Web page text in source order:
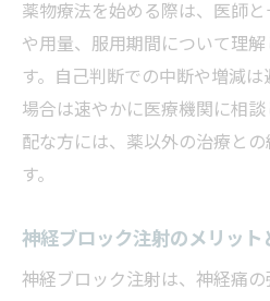
薬物療法を始める際は、医師
や用量、服用期間について理
す。自己判断での中断や増減
場合は速やかに医療機関に相
配な方には、薬以外の治療と
す。
神経ブロック注射のメリット
神経ブロック注射は、神経痛